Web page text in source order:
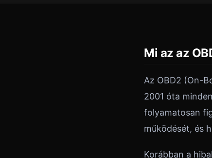
Mi az az
Az OBD2 (On-
2001 óta
folyamatosan
működését, és
Korábban a